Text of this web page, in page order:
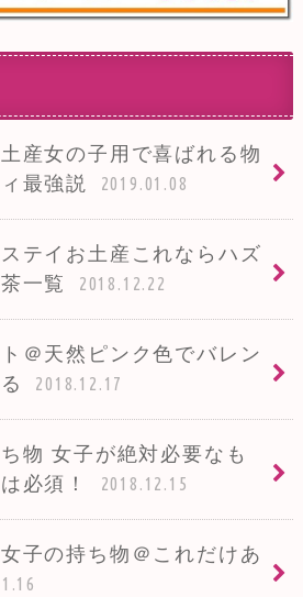
産女の子用で喜ばれる物
最強説
2019.01.08
テイお土産これならハズ
一覧
2018.12.22
＠天然ピンク色でバレン
2018.12.17
物 女子が絶対必要なも
必須！
2018.12.15
子の持ち物＠これだけあ